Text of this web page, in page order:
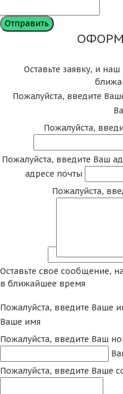
Оставьте заявку, и
Пожалуйста, введите
Пожалуйста,
Пожалуйста, введите Ваш
адресе почты
Пожалуйста,
Оставьте своё сообщение,
в ближайшее время
Пожалуйста, введите Ваше
Ваше имя
Пожалуйста, введите Ваш
Пожалуйста, введите Ваше